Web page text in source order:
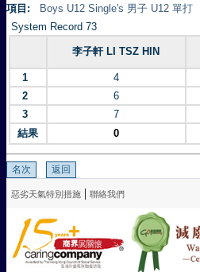
項目:
Boys U12 Single's 男子 U12 單打
System Record 73
李子軒 LI TSZ HIN
1
4
2
6
3
7
結果
0